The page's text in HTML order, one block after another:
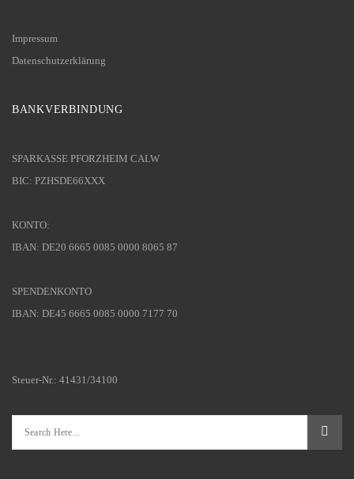
Impressum
Datenschutzerklärung
BANKVERBINDUNG
SPARKASSE PFORZHEIM CALW
BIC: PZHSDE66XXX
KONTO:
IBAN: DE20 6665 0085 0000 8065 87
SPENDENKONTO
IBAN: DE45 6665 0085 0000 7177 70
Steuer-Nr.: 41431/34100